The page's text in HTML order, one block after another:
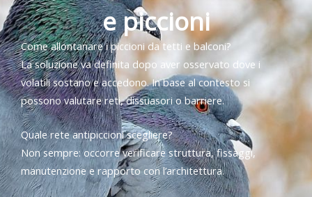
e piccioni
Come allontanare i piccioni da tetti e balconi?
La soluzione va definita dopo aver osservato dove i
volatili sostano e accedono. In base al contesto si
possono valutare reti, dissuasori o barriere.
Quale rete antipiccioni scegliere?
Non sempre: occorre verificare struttura, fissaggi,
manutenzione e rapporto con l’architettura.